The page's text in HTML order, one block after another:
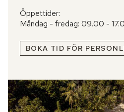
Öppettider:
Måndag - fredag: 09.00 -
BOKA TID FÖR